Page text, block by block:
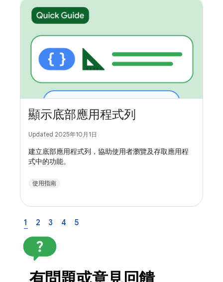
顯示底部應用程式列
Updated 2025年10月1日
建立底部應用程式列，協助使用者瀏覽及存取應用程
式中的功能。
使用指南
1 2 3 4 5